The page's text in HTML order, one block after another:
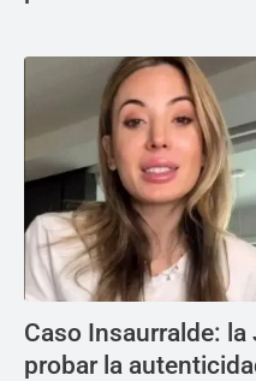
Caso Insaurralde:
probar la